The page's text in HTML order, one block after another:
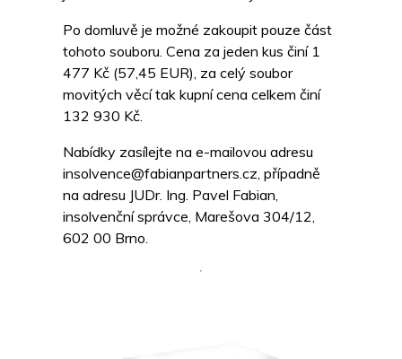
Po domluvě je možné zakoupit pouze část
tohoto souboru. Cena za jeden kus činí 1
477 Kč (57,45 EUR), za celý soubor
movitých věcí tak kupní cena celkem činí
132 930 Kč.
Nabídky zasílejte na e-mailovou adresu
insolvence@fabianpartners.cz, případně
na adresu JUDr. Ing. Pavel Fabian,
insolvenční správce, Marešova 304/12,
602 00 Brno.